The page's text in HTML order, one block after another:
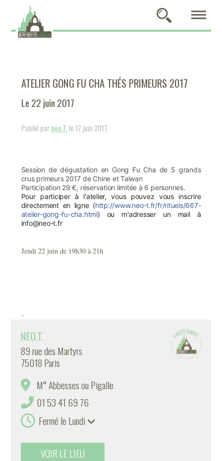
ATELIER GONG FU CHA THÉS PRIMEURS 2017
Le 22 juin 2017
Publié parneo.T. le 17 juin 2017
Session de dégustation en Gong Fu Cha de 5 grands
crus primeurs 2017 de Chine et Taiwan
Participation 29 €, réservation limitée à 6 personnes.
Pour participer à l'atelier, vous pouvez vous inscrire
directement en ligne (http://www.neo-t.fr/fr/rituels/667-
atelier-gong-fu-cha.html) ou m'adresser un mail à
info@neo-t.fr
Jeudi 22 juin de 19h30 à 21h
-
NEO.T.
89 rue des Martyrs
75018 Paris
M° Abbesses ou Pigalle
01 53 41 69 76
Fermé le Lundi
VOIR LE LIEU